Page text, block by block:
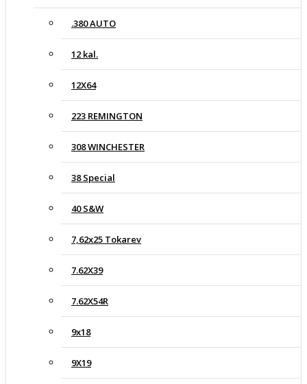
.380 AUTO
12 kal.
12X64
223 REMINGTON
308 WINCHESTER
38 Special
40 S&W
7,62x25 Tokarev
7.62X39
7.62X54R
9x18
9X19